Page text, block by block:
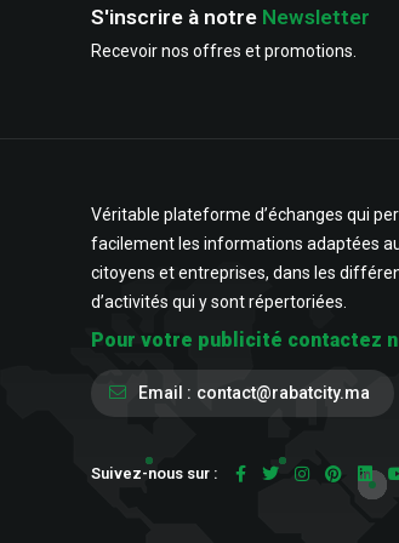
S'inscrire à notre Newsletter
Recevoir nos offres et promotions.
Véritable plateforme d’échanges qui
facilement les informations adaptées
citoyens et entreprises, dans les
d’activités qui y sont répertoriées.
Pour votre publicité contactez
Email : contact@rabatcity.ma
Suivez-nous sur :